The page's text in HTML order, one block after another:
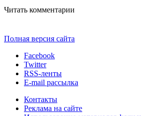
Читать комментарии
Полная версия сайта
Facebook
Twitter
RSS-ленты
E-mail рассылка
Контакты
Реклама на сайте